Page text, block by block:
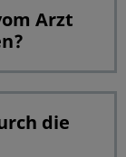
Arzt
die